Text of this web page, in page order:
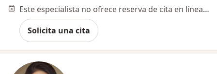
Este especialista no ofrece reserva de cita en línea en esta dirección.
Solicita una cita